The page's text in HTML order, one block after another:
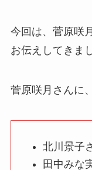
今回は、菅原咲
お伝えしてきま
菅原咲月さんに
北川景子
田中みな